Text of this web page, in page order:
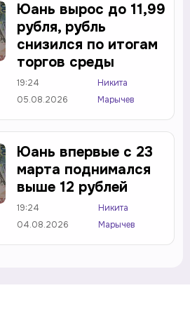
Юань вырос до 11,99
рубля, рубль
снизился по итогам
торгов среды
19:24
05.08.2026
Никита
Марычев
Юань впервые с 23
марта поднимался
выше 12 рублей
19:24
04.08.2026
Никита
Марычев